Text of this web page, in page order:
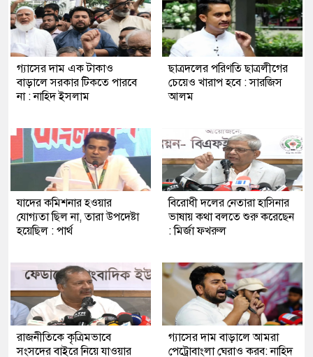
গ্যাসের দাম এক টাকাও
বাড়ালে সরকার টিকতে পারবে
না : নাহিদ ইসলাম
ছাত্রদলের পরিণতি ছাত্রলীগের
চেয়েও খারাপ হবে : সারজিস
আলম
যাদের কমিশনার হওয়ার
যোগ্যতা ছিল না, তারা উপদেষ্টা
হয়েছিল : পার্থ
বিরোধী দলের নেতারা হাসিনার
ভাষায় কথা বলতে শুরু করেছেন
: মির্জা ফখরুল
রাজনীতিকে কৃত্রিমভাবে
সংসদের বাইরে নিয়ে যাওয়ার
গ্যাসের দাম বাড়ালে আমরা
পেট্রোবাংলা ঘেরাও করব: নাহিদ